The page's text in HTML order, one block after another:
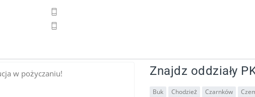
w pożyczaniu! Znajdz oddziały
Buk Chodzież Czarnków